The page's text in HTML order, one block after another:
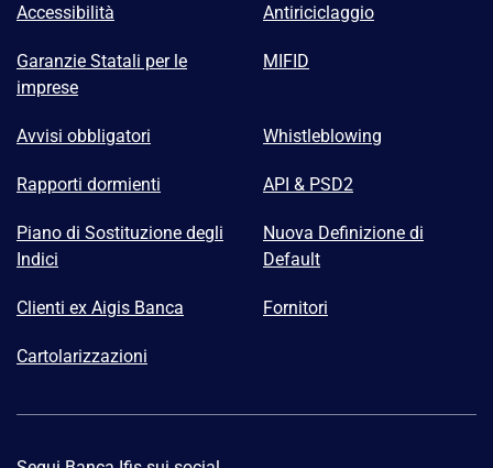
Accessibilità Antiriciclaggio
Garanzie Statali per le
imprese
MIFID
Avvisi obbligatori Whistleblowing
Rapporti dormienti API & PSD2
Piano di Sostituzione degli
Indici
Nuova Definizione di
Default
Clienti ex Aigis Banca Fornitori
Cartolarizzazioni